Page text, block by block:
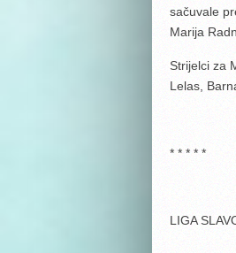
sačuvale
Marija
Strijelci za
Lelas,
* * * * *
LIGA